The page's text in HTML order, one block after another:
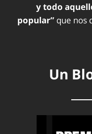
y todo
popular” que nos
Un